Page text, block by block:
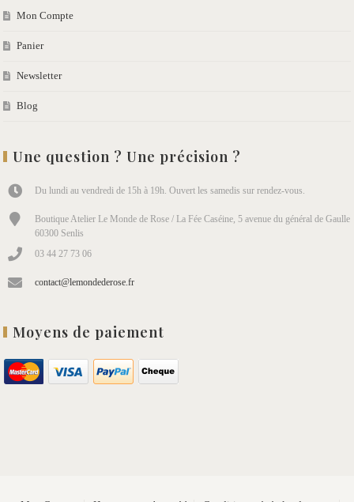
Mon Compte
Panier
Newsletter
Blog
Une question ? Une précision ?
Du lundi au vendredi de 15h à 19h. Ouvert les samedis sur rendez-vous.
Boutique Atelier Le Monde de Rose / La Fée Caséine, 5 avenue du général de Gaulle
60300 Senlis
03 44 27 73 06
contact@lemondederose.fr
Moyens de paiement